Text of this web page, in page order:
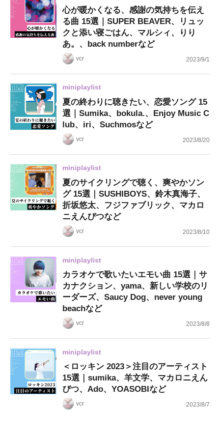
心が暖かくなる、感謝の気持ちを伝え
る曲 15選｜SUPER BEAVER、リュッ
クと添い寝ごはん、マルシィ、りり
あ。、back numberなど
vcr 2023/9/1
miniplaylist
夏の終わりに聴きたい、恋愛ソング 15
選｜Sumika、bokula.、Enjoy Music C
lub、iri、Suchmosなど
vcr 2023/8/20
miniplaylist
夏のサイクリングで聴く、爽やかソン
グ 15選｜SUSHIBOYS、鈴木真海子、
折坂悠太、フジファブリック、マカロ
ニえんぴつなど
vcr 2023/8/10
miniplaylist
カラオケで歌いたいエモい曲 15選｜サ
カナクション、yama、新しい学校のリ
ーダーズ、Saucy Dog、never young
beachなど
vcr 2023/8/8
miniplaylist
＜ロッキン 2023＞注目のアーティスト
15選｜sumika、羊文学、マカロニえん
ぴつ、Ado、YOASOBIなど
vcr 2023/8/7